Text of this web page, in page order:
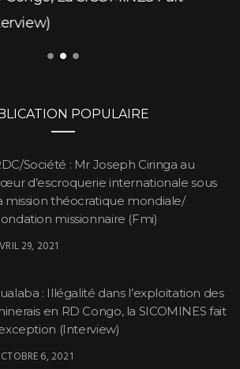
POPULAIRE
Société : Mr Joseph Ciringa au
d’escroquerie internationale sous
mission théocratique mondiale/
missionnaire (Fmi)
29, 2021
: Illégalité dans l’exploitation des
en RD Congo, la SICOMINES fait
(Interview)
6, 2021